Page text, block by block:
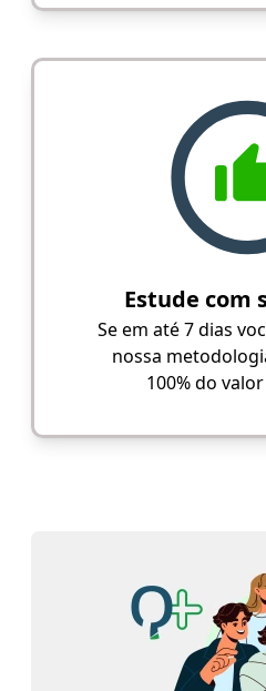
Estude com
Se em até 7 dias
nossa
100% do